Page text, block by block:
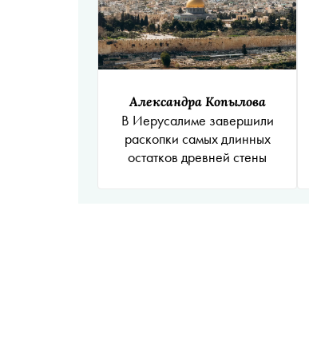
Александра Копылова
В Иерусалиме завершили
раскопки самых длинных
остатков древней стены